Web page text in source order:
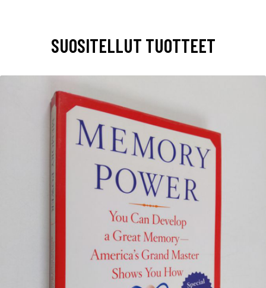
SUOSITELLUT TUOTTEET